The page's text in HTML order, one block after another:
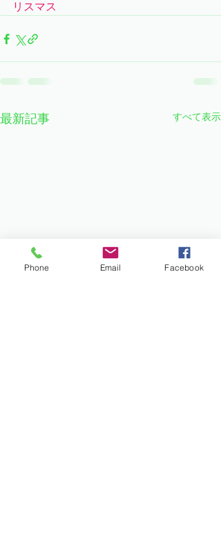
リスマス
最新記事 すべて表示
Phone Email Facebook